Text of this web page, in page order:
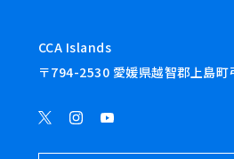
CCA Islands
〒794-2530 愛媛県越智郡上島町